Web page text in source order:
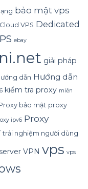
bảo mật vps
Cloud VPS Dedicated
ebay
giải pháp
dẫn Hướng dẫn
kiểm tra proxy miễn
bảo mật proxy
ipv6 Proxy
trải nghiệm người dùng
VPN vps vps